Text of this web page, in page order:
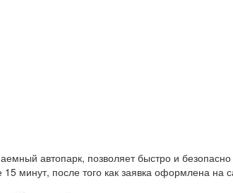
автопарк, позволяет быстро и безопасно
минут, после того как заявка оформлена на